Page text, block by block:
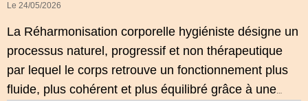
Le 24/05/2026
La Réharmonisation corporelle hygiéniste désigne un
processus naturel, progressif et non thérapeutique
par lequel le corps retrouve un fonctionnement plus
fluide, plus cohérent et plus équilibré grâce à une